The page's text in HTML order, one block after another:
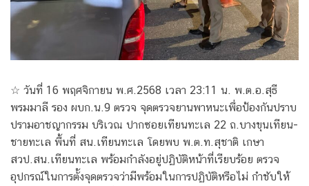
☆ วันที่ 16 พฤศจิกายน พ.ศ.2568 เวลา 23:11 น. พ.ต.อ.สุธี
พรมมาลี รอง ผบก.น.9 ตรวจ จุดตรวจยานพาหนะเพื่อป้องกันปราบ
ปรามอาชญากรรม บริเวณ ปากซอยเทียนทะเล 22 ถ.บางขุนเทียน-
ชายทะเล พื้นที่ สน.เทียนทะเล โดยพบ พ.ต.ท.สุชาติ เกษา
สวป.สน.เทียนทะเล พร้อมกำลังอยู่ปฏิบัติหน้าที่เรียบร้อย ตรวจ
อุปกรณ์ในการตั้งจุดตรวจว่ามีพร้อมในการปฏิบัติหรือไม่ กำชับให้